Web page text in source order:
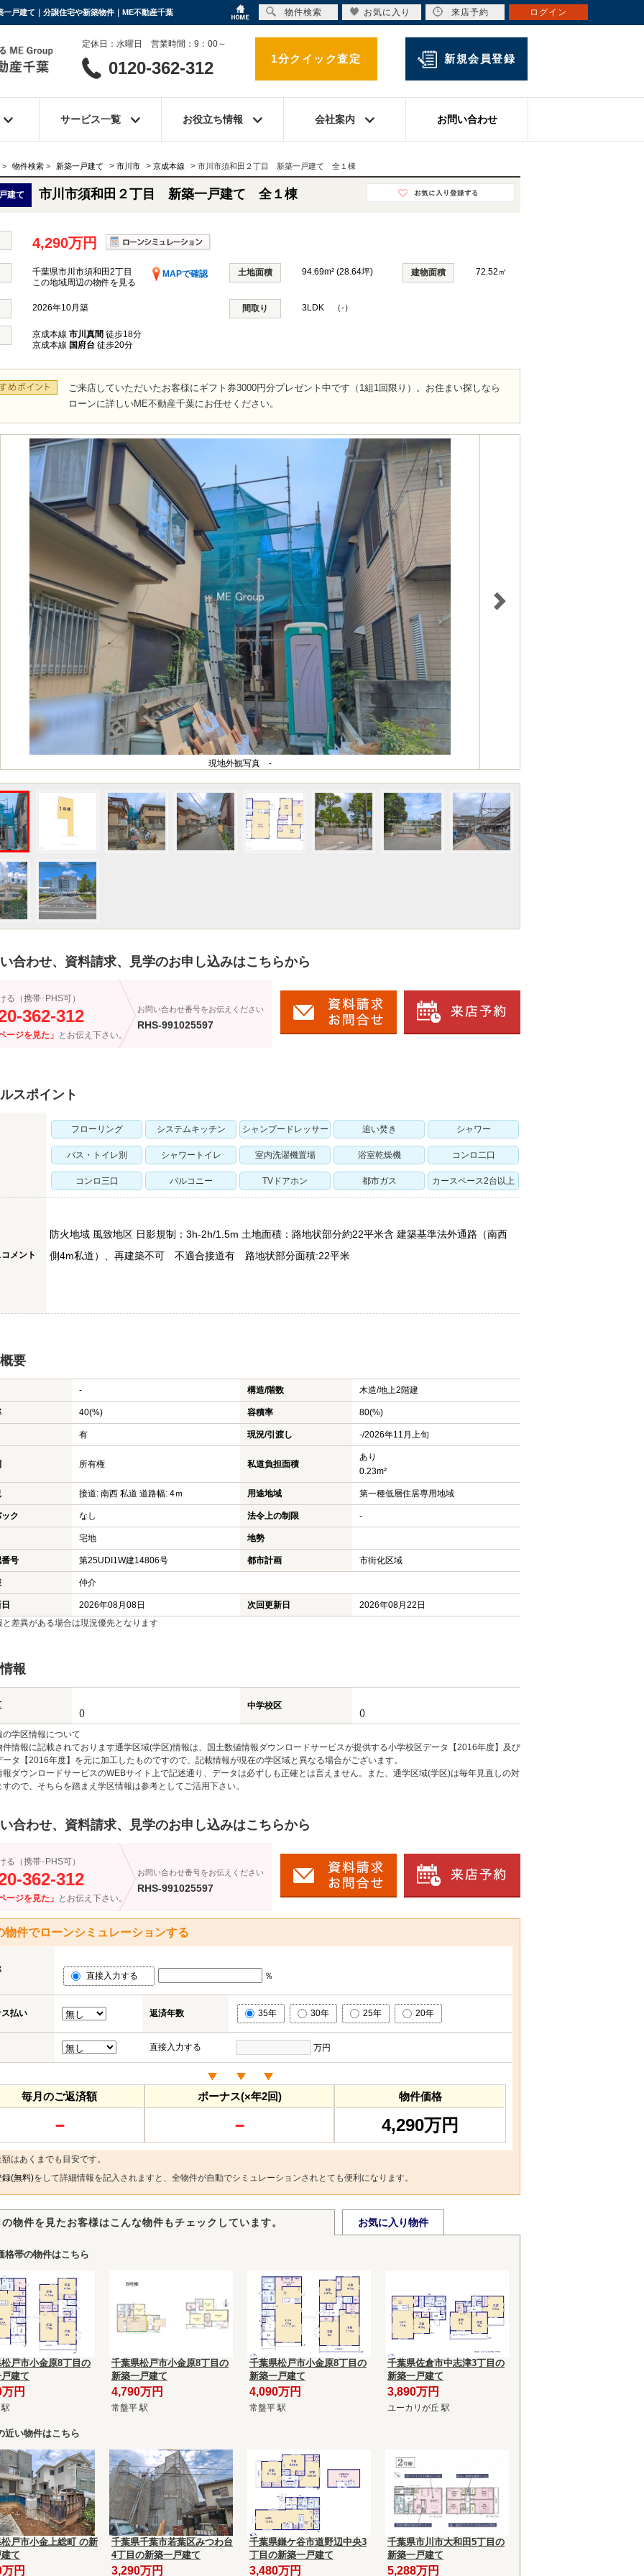
戸建て｜分譲住宅や新築物件｜ME不動産千葉
定休日：水曜日 営業時間：9：00～
0120-362-312 1分クイック査定 新規会員登録
サービス一覧 お役立ち情報 会社案内 お問い合わせ
> 物件検索 > 新築一戸建て > 市川市 > 京成本線 > 市川市須和田２丁目 新築一戸建て 全１棟
建て 市川市須和田２丁目 新築一戸建て 全１棟
4,290万円
千葉県市川市須和田2丁目
MAPで確認
この地域周辺の物件を見る
土地面積 94.69m² (28.64坪) 建物面積 72.52㎡
2026年10月築 間取り 3LDK （-）
京成本線 市川真間 徒歩18分
京成本線 国府台 徒歩20分
ご来店していただいたお客様にギフト券3000円分プレゼント中です（1組1回限り）。お住まい探しなら
ローンに詳しいME不動産千葉にお任せください。
現地外観写真 -
合わせ、資料請求、見学のお申し込みはこちらから
る（携帯･PHS可）
362-312
ージを見た」 とお伝え下さい。
お問い合わせ番号をお伝えください
RHS-991025597
スポイント
フローリング システムキッチン シャンプードレッサー 追い焚き シャワー
バス・トイレ別 シャワートイレ 室内洗濯機置場 浴室乾燥機 コンロ二口
コンロ三口 バルコニー TVドアホン 都市ガス カースペース2台以上
メント
防火地域 風致地区 日影規制：3h-2h/1.5m 土地面積：路地状部分約22平米含 建築基準法外通路（南西
側4m私道）、再建築不可 不適合接道有 路地状部分面積:22平米
要
- 構造/階数 木造/地上2階建
40(%) 容積率 80(%)
有 現況/引渡し -/2026年11月上旬
所有権 私道負担面積
あり
0.23m²
接道: 南西 私道 道路幅: 4ｍ 用途地域 第一種低層住居専用地域
ク なし 法令上の制限 -
宅地 地勢
号 第25UDI1W建14806号 都市計画 市街化区域
仲介
2026年08月08日 次回更新日
2026年08月22日
差異がある場合は現況優先となります
報
()
中学校区
()
学区情報について
件情報に記載されております通学区域(学区)情報は、国土数値情報ダウンロードサービスが提供する小学校区データ【2016年度】及び
ータ【2016年度】を元に加工したものですので、記載情報が現在の学区域と異なる場合がございます。
報ダウンロードサービスのWEBサイト上で記述通り、データは必ずしも正確とは言えません。また、通学区域(学区)は毎年見直しの対
ので、そちらを踏まえ学区情報は参考としてご活用下さい。
合わせ、資料請求、見学のお申し込みはこちらから
る（携帯･PHS可）
362-312
ージを見た」 とお伝え下さい。
お問い合わせ番号をお伝えください
RHS-991025597
物件でローンシミュレーションする
直接入力する ％
払い 返済年数 35年 30年 25年 20年
直接入力する 万円
毎月のご返済額
－
ボーナス(×年2回)
－
物件価格
4,290万円
はあくまでも目安です。
録(無料)をして詳細情報を記入されますと、全物件が自動でシミュレーションされとても便利になります。
物件を見たお客様はこんな物件もチェックしています。 お気に入り物件
格帯の物件はこちら
戸市小金原8丁目の
建て
円
千葉県松戸市小金原8丁目の
新築一戸建て
4,790万円
常盤平 駅
千葉県松戸市小金原8丁目の
新築一戸建て
4,090万円
常盤平 駅
千葉県佐倉市中志津3丁目の
新築一戸建て
3,890万円
ユーカリが丘 駅
近い物件はこちら
戸市小金上総町 の新
て
円
千葉県千葉市若葉区みつわ台
4丁目の新築一戸建て
3,290万円
千葉県鎌ケ谷市道野辺中央3
丁目の新築一戸建て
3,480万円
千葉県市川市大和田5丁目の
新築一戸建て
5,288万円
物件検索 お気に入り 来店予約 ログイン